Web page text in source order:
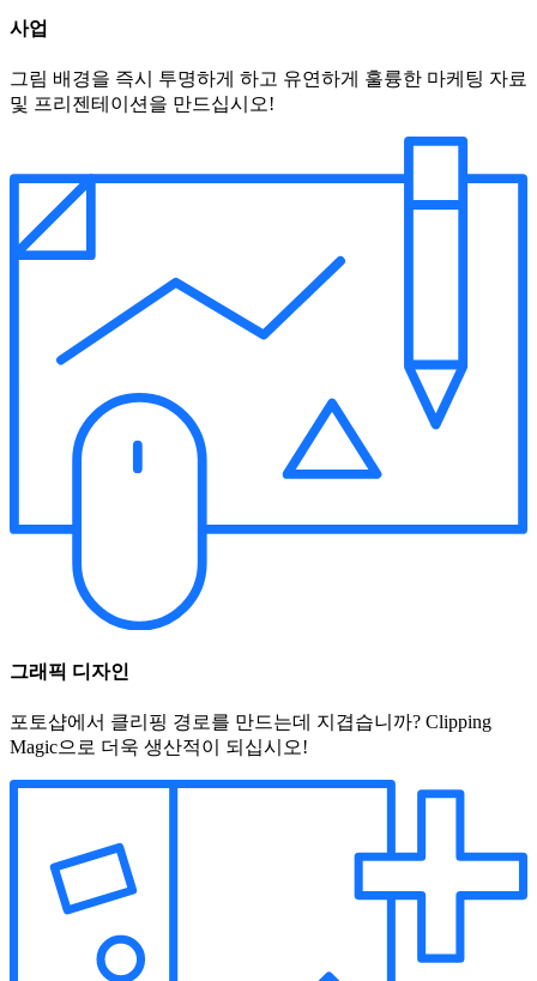
사업
그림 배경을 즉시 투명하게 하고 유연하게 훌륭한 마케팅 자료
및 프리젠테이션을 만드십시오!
그래픽 디자인
포토샵에서 클리핑 경로를 만드는데 지겹습니까? Clipping
Magic으로 더욱 생산적이 되십시오!